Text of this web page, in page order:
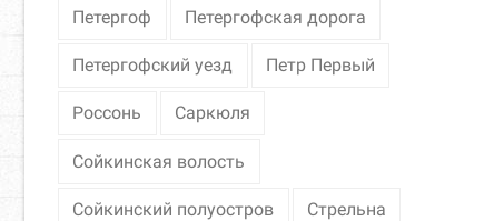
Петергоф Петергофская дорога
Петергофский уезд Петр Первый
Россонь Саркюля
Сойкинская волость
Сойкинский полуостров Стрельна